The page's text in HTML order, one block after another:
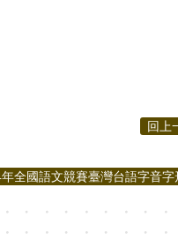
回上
全國語文競賽臺灣台語字音